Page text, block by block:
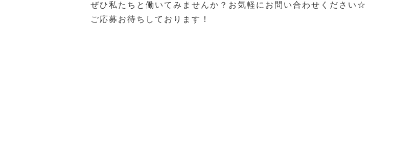
ぜひ私たちと働いてみませんか？お気軽にお問い合わせください☆
ご応募お待ちしております！